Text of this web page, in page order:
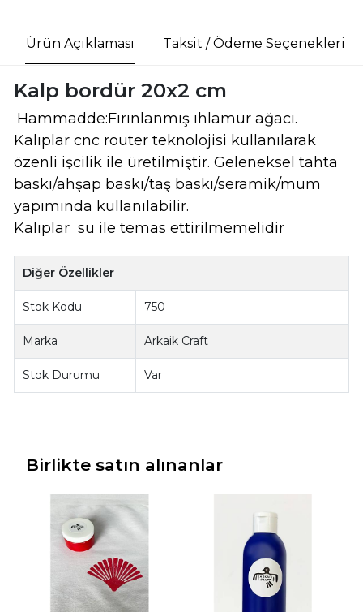
Ürün Açıklaması Taksit / Ödeme Seçenekleri
Kalp bordür 20x2 cm
Hammadde:Fırınlanmış ıhlamur ağacı.
Kalıplar cnc router teknolojisi kullanılarak
özenli işcilik ile üretilmiştir. Geleneksel tahta
baskı/ahşap baskı/taş baskı/seramik/mum
yapımında kullanılabilir.
Kalıplar su ile temas ettirilmemelidir
Diğer Özellikler
Stok Kodu 750
Marka Arkaik Craft
Stok Durumu Var
Birlikte satın alınanlar